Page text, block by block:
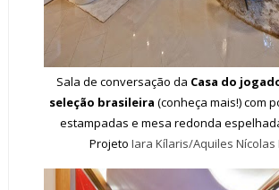
Sala de conversação da Casa do
seleção brasileira (conheça mais!) com
estampadas e mesa redonda
Projeto Iara Kílaris/Aquiles Nícolas